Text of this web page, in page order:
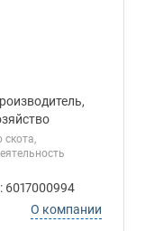
скота,
6017000994
О компании